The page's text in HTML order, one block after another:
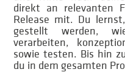
direkt an relevanten
Release mit. Du
gestellt werden,
verarbeiten,
sowie testen. Bis hin
du in dem gesamten